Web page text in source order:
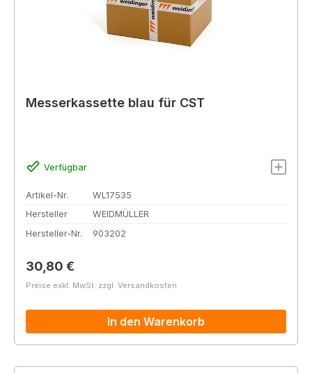
Messerkassette blau für CST
Verfügbar
Artikel-Nr.
WL17535
Hersteller
WEIDMÜLLER
Hersteller-Nr.
903202
Regulärer Preis:
30,80 €
Preise exkl. MwSt. zzgl. Versandkosten
In den Warenkorb